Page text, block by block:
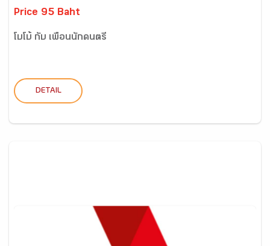
Price 95 Baht
โบโบ้ กับ เพื่อนนักดนตรี
DETAIL